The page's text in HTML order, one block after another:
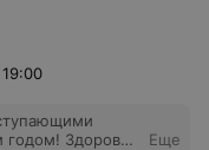
Здоровья
Еще